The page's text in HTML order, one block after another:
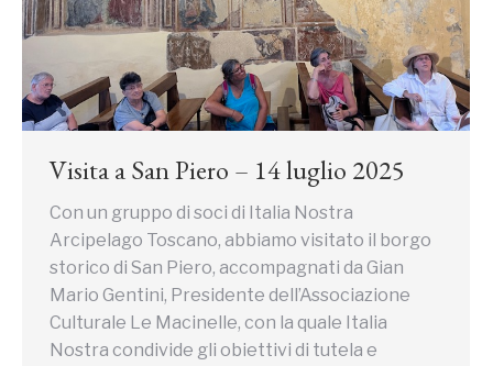
Visita a San Piero – 14 luglio 2025
Con un gruppo di soci di Italia Nostra
Arcipelago Toscano, abbiamo visitato il borgo
storico di San Piero, accompagnati da Gian
Mario Gentini, Presidente dell’Associazione
Culturale Le Macinelle, con la quale Italia
Nostra condivide gli obiettivi di tutela e